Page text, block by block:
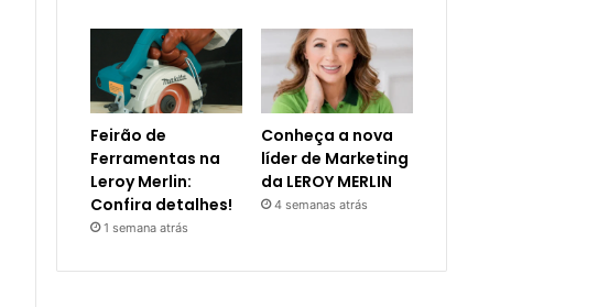
Feirão de
Ferramentas na
Leroy Merlin:
Confira detalhes!
1 semana atrás
Conheça a nova
líder de Marketing
da LEROY MERLIN
4 semanas atrás